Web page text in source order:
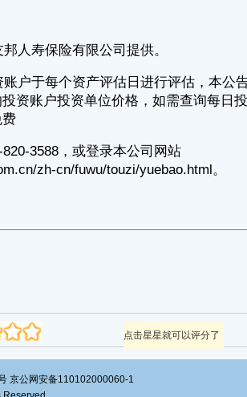
点击星星就可以评分了
京公网安备110102000060-1